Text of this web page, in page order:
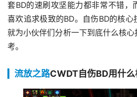
套BD的速刷攻坚能力都非常不错，
喜欢追求极致的BD。自伤BD的核心
就为小伙伴们分析一下到底什么核
考。
流放之路CWDT自伤BD用什